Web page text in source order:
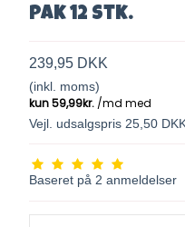
pak 12 stk.
239,95 DKK
(inkl. moms)
Vejl. udsalgspris 25,50
Baseret på 2 anmeldelser